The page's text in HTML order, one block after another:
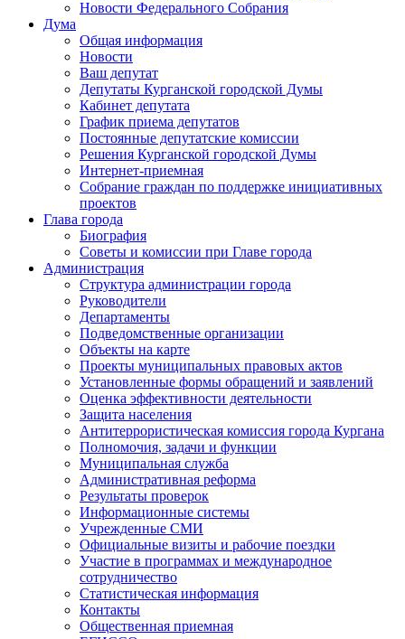
Новости Федерального Cобрания
Дума
Общая информация
Новости
Ваш депутат
Депутаты Курганской городской Думы
Кабинет депутата
График приема депутатов
Постоянные депутатские комиссии
Решения Курганской городской Думы
Интернет-приемная
Собрание граждан по поддержке инициативных
проектов
Глава города
Биография
Советы и комиссии при Главе города
Администрация
Структура администрации города
Руководители
Департаменты
Подведомственные организации
Объекты на карте
Проекты муниципальных правовых актов
Установленные формы обращений и заявлений
Оценка эффективности деятельности
Защита населения
Антитеррористическая комиссия города Кургана
Полномочия, задачи и функции
Муниципальная служба
Административная реформа
Результаты проверок
Информационные системы
Учрежденные СМИ
Официальные визиты и рабочие поездки
Участие в программах и международное
сотрудничество
Статистическая информация
Контакты
Общественная приемная